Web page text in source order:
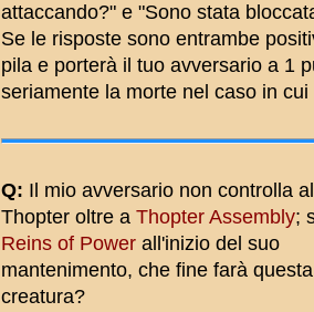
attaccando?" e "Sono stata
Se le risposte sono entrambe
pila e porterà il tuo avversario a 1
seriamente la morte nel caso in
Q: Il mio avversario non controlla
Thopter oltre a Thopter Assembly;
Reins of Power all'inizio del suo
mantenimento, che fine farà questa
creatura?